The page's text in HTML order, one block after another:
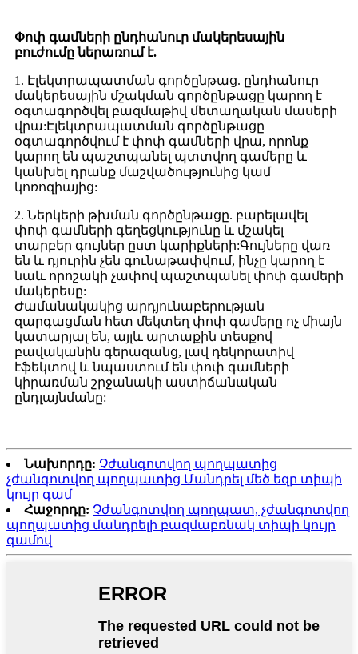
Փոփ գամների ընդհանուր մակերեսային
բուժումը ներառում է.
1. Էլեկտրապատման գործընթաց. ընդհանուր
մակերեսային մշակման գործընթացը կարող է
օգտագործվել բազմաթիվ մետաղական մասերի
վրա:Էլեկտրապատման գործընթացը
օգտագործվում է փոփ գամների վրա, որոնք
կարող են պաշտպանել պտտվող գամերը և
կանխել դրանք մաշվածությունից կամ
կոռոզիայից:
2. Ներկերի թխման գործընթացը. բարելավել
փոփ գամների գեղեցկությունը և մշակել
տարբեր գույներ ըստ կարիքների:Գույները վառ
են և դյուրին չեն գունաթափվում, ինչը կարող է
նաև որոշակի չափով պաշտպանել փոփ գամերի
մակերեսը:
Ժամանակակից արդյունաբերության
զարգացման հետ մեկտեղ փոփ գամերը ոչ միայն
կատարյալ են, այլև արտաքին տեսքով
բավականին գերազանց, լավ դեկորատիվ
էֆեկտով և նպաստում են փոփ գամների
կիրառման շրջանակի աստիճանական
ընդլայնմանը:
Նախորդը: Չժանգոտվող պողպատից
չժանգոտվող պողպատից Մանդրել մեծ եզր տիպի
կույր գամ
Հաջորդը: Չժանգոտվող պողպատ, չժանգոտվող
պողպատից մանդրելի բազմաբռնակ տիպի կույր
գամով